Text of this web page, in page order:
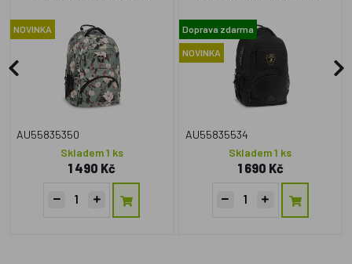
NOVINKA
AU55835350
Skladem 1 ks
1 490 Kč
Doprava zdarma
NOVINKA
AU55835534
Skladem 1 ks
1 690 Kč